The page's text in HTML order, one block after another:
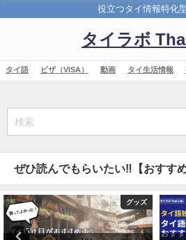
役立つタイ情報特化
タイラボ
タイ語 ビザ（VISA） 動画 タイ生活情報
ぜひ読んでもらいたい‼【おすすめ
タイ語